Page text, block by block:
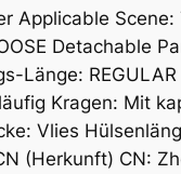
Applicable Scene:
Detachable
Länge: REGULAR
Kragen: Mit
Vlies
(Herkunft) CN: